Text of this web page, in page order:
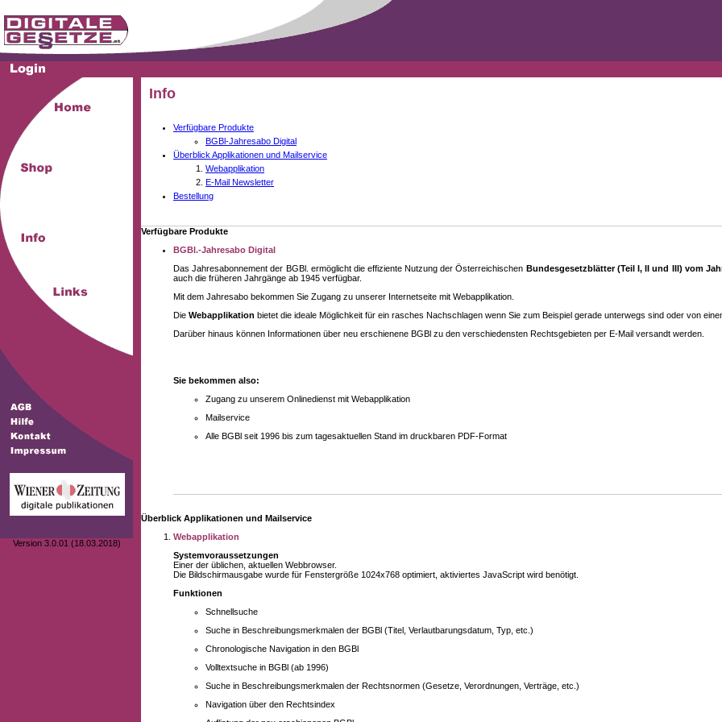
Version 3.0.01 (18.03.2018)
Info
Verfügbare Produkte
BGBl-Jahresabo Digital
Überblick Applikationen und Mailservice
Webapplikation
E-Mail Newsletter
Bestellung
Verfügbare Produkte
BGBl.-Jahresabo Digital
Das Jahresabonnement der BGBl. ermöglicht die effiziente Nutzung der Österreichischen Bundesgesetzblätter (Teil I, II und III) vom
auch die früheren Jahrgänge ab 1945 verfügbar.
Mit dem Jahresabo bekommen Sie Zugang zu unserer Internetseite mit Webapplikation.
Die Webapplikation bietet die ideale Möglichkeit für ein rasches Nachschlagen wenn Sie zum Beispiel gerade unterwegs sind oder von
Darüber hinaus können Informationen über neu erschienene BGBl zu den ver­schieden­sten Rechtsgebieten per E-Mail versandt werden.
Sie bekommen also:
Zugang zu unserem Onlinedienst mit Webapplikation
Mailservice
Alle BGBl seit 1996 bis zum tagesaktuellen Stand im druckbaren PDF-Format
Überblick Applikationen und Mailservice
Webapplikation
Systemvoraussetzungen
Einer der üblichen, aktuellen Webbrowser.
Die Bildschirmausgabe wurde für Fenstergröße 1024x768 optimiert, aktiviertes JavaScript wird benötigt.
Funktionen
Schnellsuche
Suche in Beschreibungsmerkmalen der BGBl (Titel, Verlautbarungsdatum, Typ, etc.)
Chronologische Navigation in den BGBl
Volltextsuche in BGBl (ab 1996)
Suche in Beschreibungsmerkmalen der Rechtsnormen (Gesetze, Verordnungen, Verträge, etc.)
Navigation über den Rechtsindex